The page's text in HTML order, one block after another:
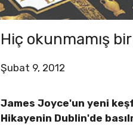
Hiç okunmamış
Şubat 9, 2012
James Joyce'un yeni
Hikayenin Dublin'de